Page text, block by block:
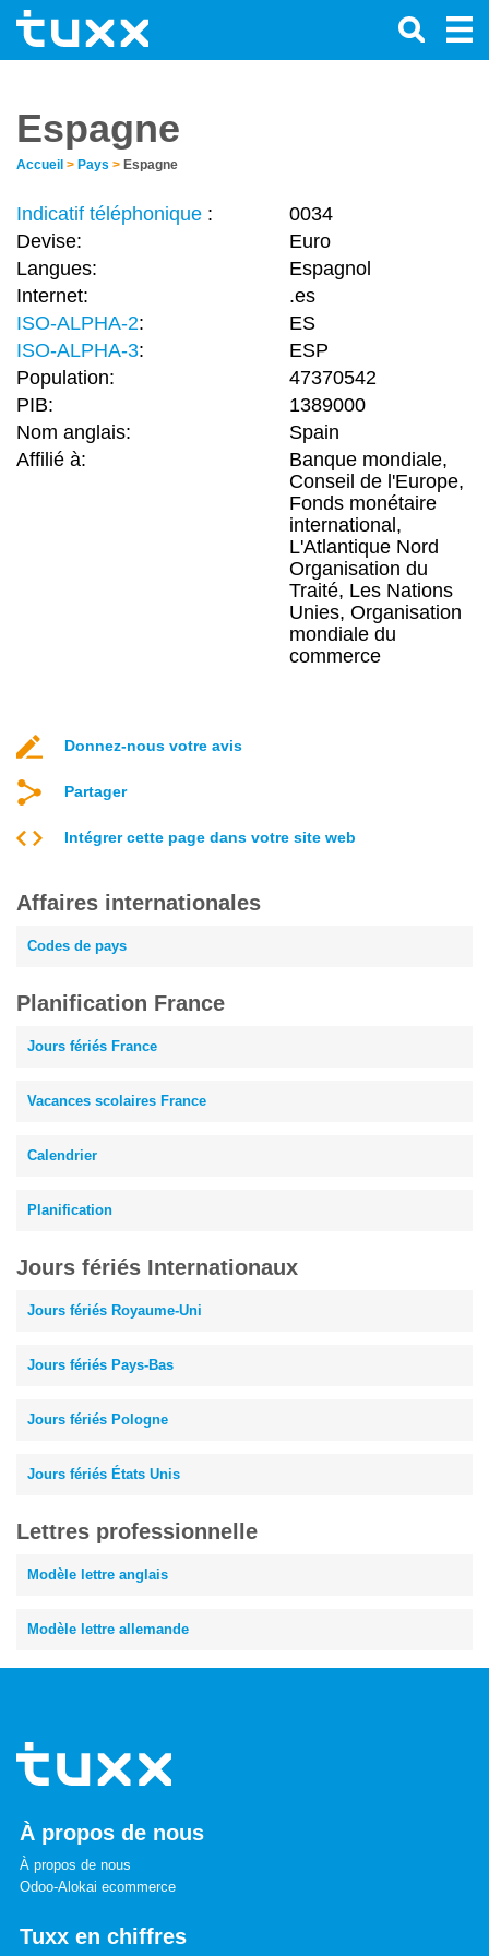
Espagne
Accueil > Pays > Espagne
Indicatif téléphonique :
0034
Devise:
Euro
Langues:
Espagnol
Internet:
.es
ISO-ALPHA-2:
ES
ISO-ALPHA-3:
ESP
Population:
47370542
PIB:
1389000
Nom anglais:
Spain
Affilié à:
Banque mondiale,
Conseil de l'Europe,
Fonds monétaire
international,
L'Atlantique Nord
Organisation du
Traité, Les Nations
Unies, Organisation
mondiale du
commerce
Donnez-nous votre avis
Partager
Intégrer cette page dans votre site web
Affaires internationales
Codes de pays
Planification France
Jours fériés France
Vacances scolaires France
Calendrier
Planification
Jours fériés Internationaux
Jours fériés Royaume-Uni
Jours fériés Pays-Bas
Jours fériés Pologne
Jours fériés États Unis
Lettres professionnelle
Modèle lettre anglais
Modèle lettre allemande
À propos de nous
À propos de nous
Odoo-Alokai ecommerce
Tuxx en chiffres